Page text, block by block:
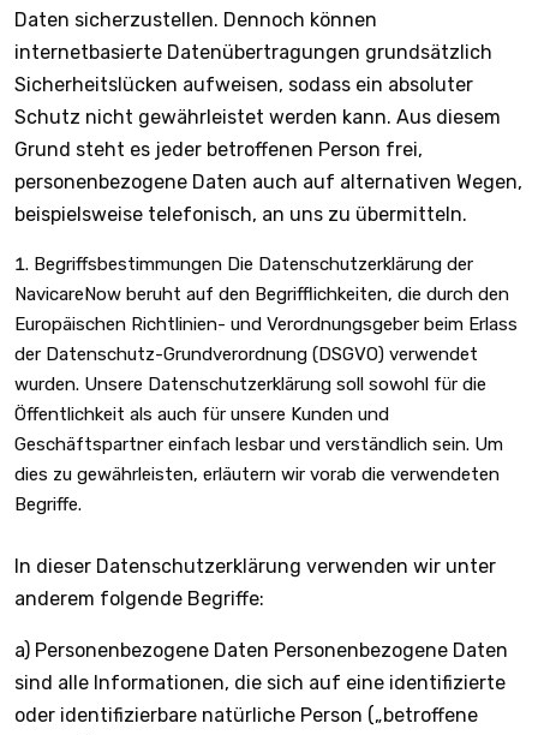
Daten sicherzustellen. Dennoch können
internetbasierte Datenübertragungen grundsätzlich
Sicherheitslücken aufweisen, sodass ein absoluter
Schutz nicht gewährleistet werden kann. Aus diesem
Grund steht es jeder betroffenen Person frei,
personenbezogene Daten auch auf alternativen Wegen,
beispielsweise telefonisch, an uns zu übermitteln.
Begriffsbestimmungen Die Datenschutzerklärung der
NavicareNow beruht auf den Begrifflichkeiten, die durch den
Europäischen Richtlinien- und Verordnungsgeber beim Erlass
der Datenschutz-Grundverordnung (DSGVO) verwendet
wurden. Unsere Datenschutzerklärung soll sowohl für die
Öffentlichkeit als auch für unsere Kunden und
Geschäftspartner einfach lesbar und verständlich sein. Um
dies zu gewährleisten, erläutern wir vorab die verwendeten
Begriffe.
In dieser Datenschutzerklärung verwenden wir unter
anderem folgende Begriffe:
a) Personenbezogene Daten Personenbezogene Daten
sind alle Informationen, die sich auf eine identifizierte
oder identifizierbare natürliche Person („betroffene